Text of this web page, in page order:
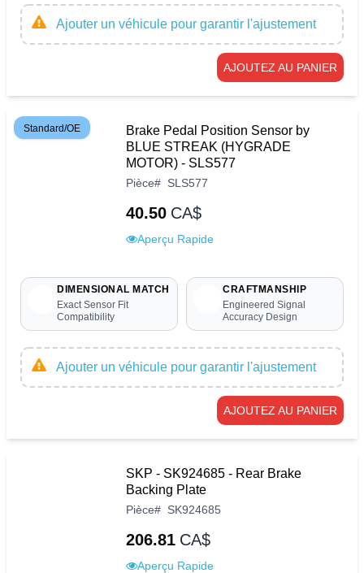
Ajouter un véhicule pour garantir l'ajustement
AJOUTEZ AU PANIER
Standard/OE
Brake Pedal Position Sensor by
BLUE STREAK (HYGRADE
MOTOR) - SLS577
Pièce# SLS577
40.50 CA$
Aperçu Rapide
DIMENSIONAL MATCH
Exact Sensor Fit
Compatibility
CRAFTMANSHIP
Engineered Signal
Accuracy Design
Ajouter un véhicule pour garantir l'ajustement
AJOUTEZ AU PANIER
SKP - SK924685 - Rear Brake
Backing Plate
Pièce# SK924685
206.81 CA$
Aperçu Rapide